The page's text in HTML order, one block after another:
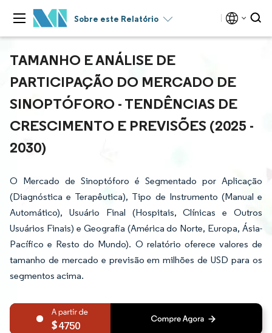
Sobre este Relatório
TAMANHO E ANÁLISE DE
PARTICIPAÇÃO DO MERCADO DE
SINOPTÓFORO - TENDÊNCIAS DE
CRESCIMENTO E PREVISÕES (2025 -
2030)
O Mercado de Sinoptóforo é Segmentado por Aplicação
(Diagnóstica e Terapêutica), Tipo de Instrumento (Manual e
Automático), Usuário Final (Hospitais, Clínicas e Outros
Usuários Finais) e Geografia (América do Norte, Europa, Ásia-
Pacífico e Resto do Mundo). O relatório oferece valores de
tamanho de mercado e previsão em milhões de USD para os
segmentos acima.
4750